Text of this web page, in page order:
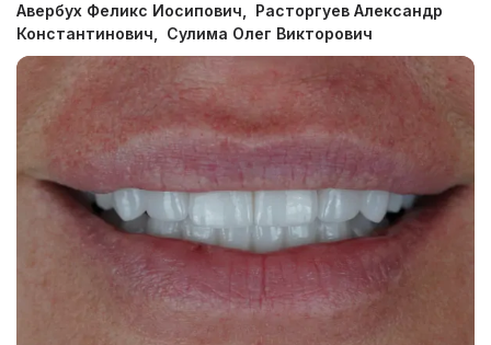
Авербух Феликс Иосипович
Расторгуев Александр
Константинович
Сулима Олег Викторович